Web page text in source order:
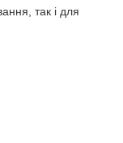
так і для